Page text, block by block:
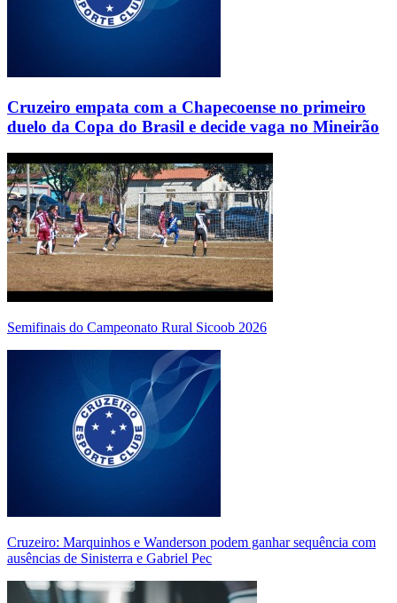
Cruzeiro empata com a Chapecoense no primeiro
duelo da Copa do Brasil e decide vaga no Mineirão
Semifinais do Campeonato Rural Sicoob 2026
Cruzeiro: Marquinhos e Wanderson podem ganhar sequência com
ausências de Sinisterra e Gabriel Pec